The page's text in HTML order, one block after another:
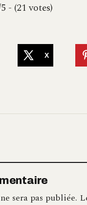
- (21 votes)
X
sera pas publiée.